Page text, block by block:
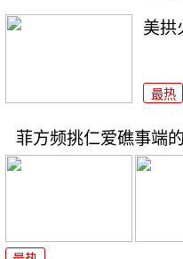
美拱
最热
菲方频挑仁爱礁事端